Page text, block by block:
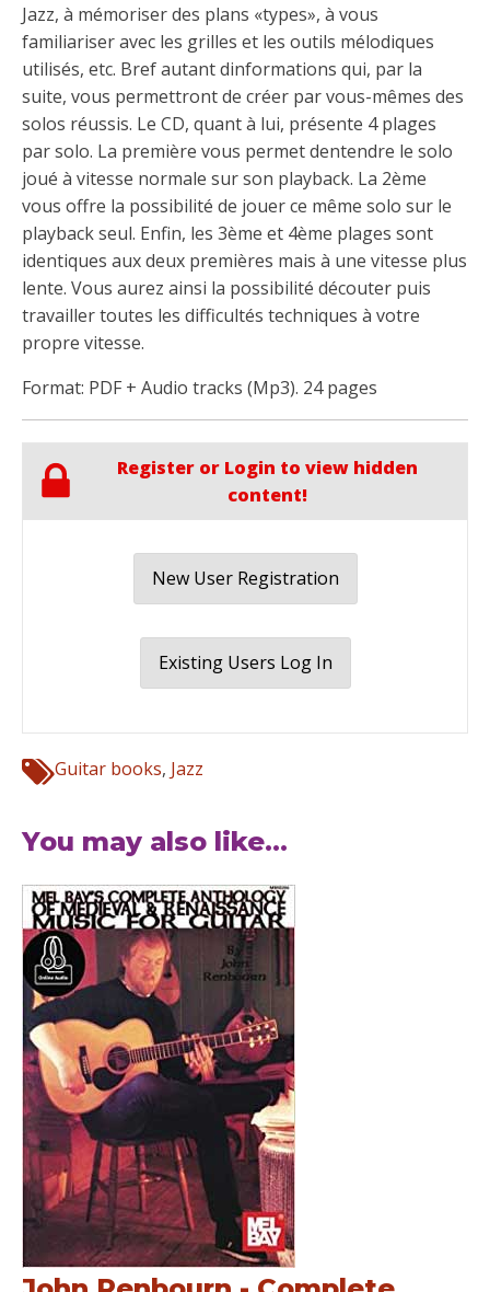
Jazz, à mémoriser des plans «types», à vous
familiariser avec les grilles et les outils mélodiques
utilisés, etc. Bref autant dinformations qui, par la
suite, vous permettront de créer par vous-mêmes des
solos réussis. Le CD, quant à lui, présente 4 plages
par solo. La première vous permet dentendre le solo
joué à vitesse normale sur son playback. La 2ème
vous offre la possibilité de jouer ce même solo sur le
playback seul. Enfin, les 3ème et 4ème plages sont
identiques aux deux premières mais à une vitesse plus
lente. Vous aurez ainsi la possibilité découter puis
travailler toutes les difficultés techniques à votre
propre vitesse.
Format: PDF + Audio tracks (Mp3). 24 pages
Register or Login to view hidden
content!
New User Registration
Existing Users Log In
Guitar books, Jazz
You may also like...